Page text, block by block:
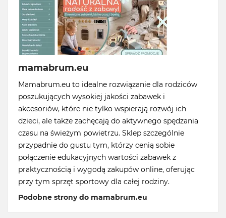
mamabrum.eu
Mamabrum.eu to idealne rozwiązanie dla rodziców
poszukujących wysokiej jakości zabawek i
akcesoriów, które nie tylko wspierają rozwój ich
dzieci, ale także zachęcają do aktywnego spędzania
czasu na świeżym powietrzu. Sklep szczególnie
przypadnie do gustu tym, którzy cenią sobie
połączenie edukacyjnych wartości zabawek z
praktycznością i wygodą zakupów online, oferując
przy tym sprzęt sportowy dla całej rodziny.
Podobne strony do mamabrum.eu